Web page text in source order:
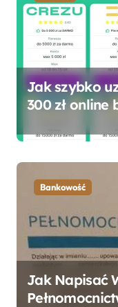
Jak szybko
300 zł online
Bankowość
Jak Napisać